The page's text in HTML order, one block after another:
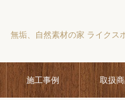
無垢、自然素材の家 ライクス
施工事例 取扱